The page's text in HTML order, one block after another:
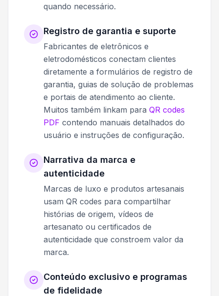
quando necessário.
Registro de garantia e suporte
Fabricantes de eletrônicos e
eletrodomésticos conectam clientes
diretamente a formulários de registro de
garantia, guias de solução de problemas
e portais de atendimento ao cliente.
Muitos também linkam para QR codes
PDF contendo manuais detalhados do
usuário e instruções de configuração.
Narrativa da marca e
autenticidade
Marcas de luxo e produtos artesanais
usam QR codes para compartilhar
histórias de origem, vídeos de
artesanato ou certificados de
autenticidade que constroem valor da
marca.
Conteúdo exclusivo e programas
de fidelidade